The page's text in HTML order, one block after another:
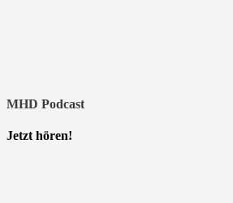
MHD Podcast
Jetzt hören!